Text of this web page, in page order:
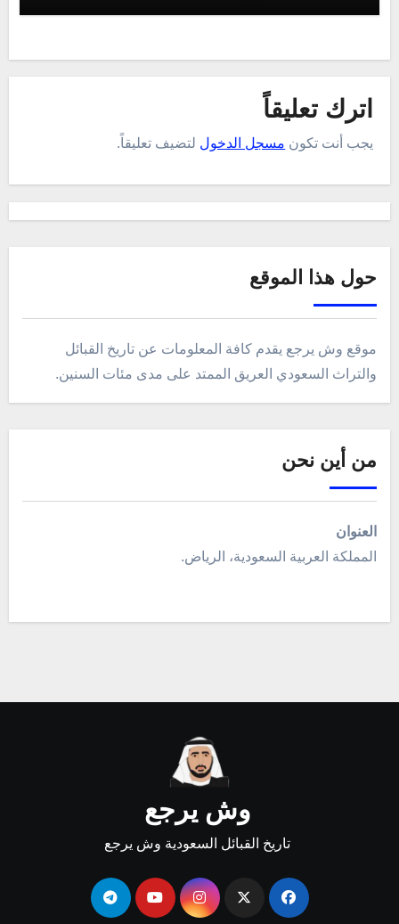
اترك تعليقاً
يجب أنت تكون مسجل الدخول لتضيف تعليقاً.
حول هذا الموقع
موقع وش يرجع يقدم كافة المعلومات عن تاريخ القبائل
والتراث السعودي العريق الممتد على مدى مئات السنين.
من أين نحن
العنوان
المملكة العربية السعودية، الرياض.
وش يرجع
تاريخ القبائل السعودية وش يرجع